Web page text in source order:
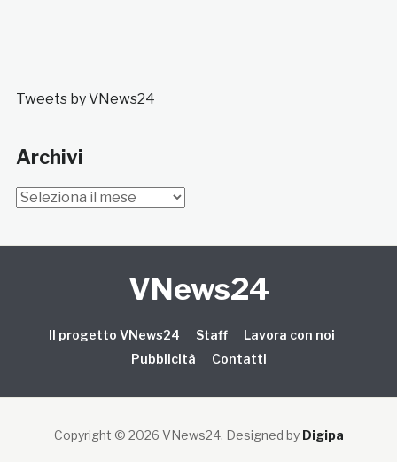
Tweets by VNews24
Archivi
Archivi
VNews24
Il progetto VNews24 Staff
Lavora con noi
Pubblicità
Contatti
Copyright © 2026 VNews24. Designed by Digipa